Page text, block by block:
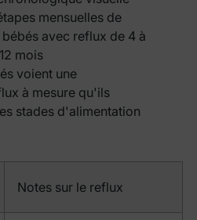
voient une
à mesure qu'ils
stades d'alimentation
Notes sur le reflux